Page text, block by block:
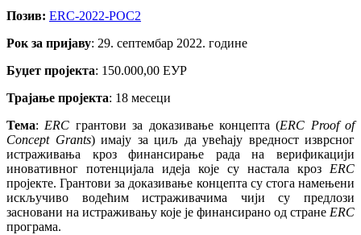
Позив: ERC-2022-POC2
Рок за пријаву: 29. септембар 2022. године
Буџет пројекта: 150.000,00 ЕУР
Трајање пројекта: 18 месеци
Тема: ERC грантови за доказивање концепта (ERC Proof оf
Concept Grants) имају за циљ да увећају вредност изврсног
истраживања кроз финансирање рада на верификацији
иновативног потенцијала идеја које су настала кроз ERC
пројекте. Грантови за доказивање концепта су стога намењени
искључиво водећим истраживачима чији су предлози
засновани на истраживању које је финансирано од стране ERC
програма.